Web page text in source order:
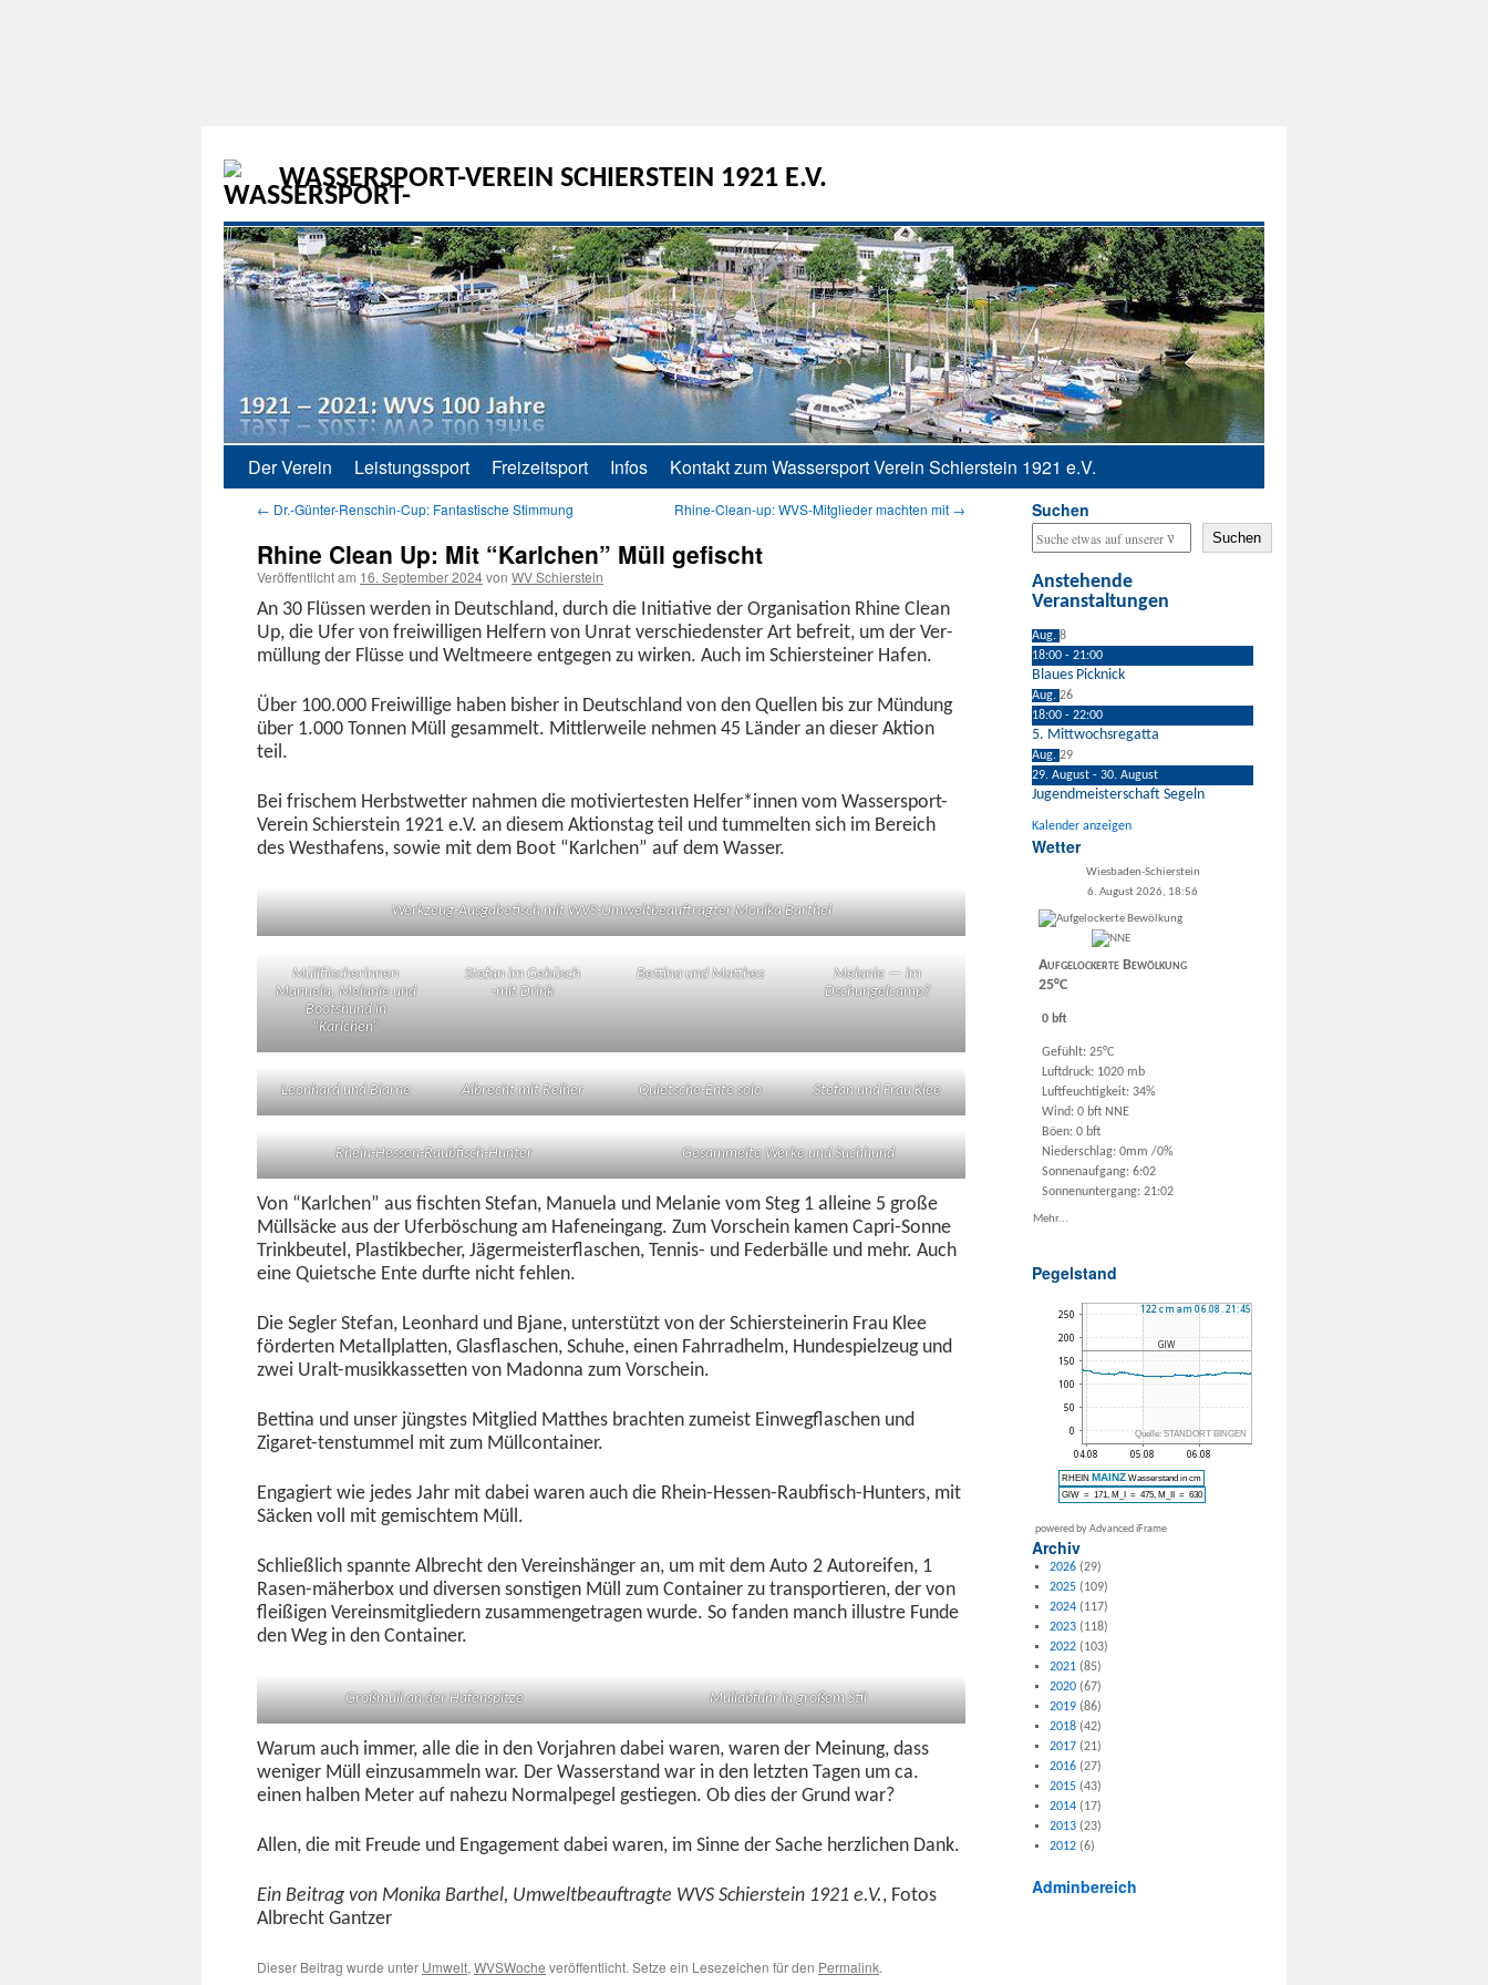
WASSERSPORT-VEREIN SCHIERSTEIN 1921 E.V.
Zum
Inhalt
springen
Der Verein Leistungssport Freizeitsport Infos Kontakt zum Wassersport Verein Schierstein 1921 e.V.
← Dr.-Günter-Renschin-Cup: Fantastische Stimmung Rhine-Clean-up: WVS-Mitglieder machten mit →
Rhine Clean Up: Mit “Karlchen” Müll gefischt
Veröffentlicht am 16. September 2024von WV Schierstein
An 30 Flüssen wer­den in Deutsch­land, durch die Ini­tia­tive der Organ­i­sa­tion Rhine Clean
Up, die Ufer von frei­willi­gen Helfern von Unrat ver­schieden­ster Art befre­it, um der Ver­
mül­lung der Flüsse und Welt­meere ent­ge­gen zu wirken. Auch im Schier­stein­er Hafen.
Über 100.000 Frei­willige haben bish­er in Deutsch­land von den Quellen bis zur Mün­dung
über 1.000 Ton­nen Müll gesam­melt. Mit­tler­weile nehmen 45 Län­der an dieser Aktion
teil.
Bei frischem Herb­st­wet­ter nah­men die motiviertesten Helfer*innen vom Wasser­sport-
Vere­in Schier­stein 1921 e.V. an diesem Aktion­stag teil und tum­melten sich im Bere­ich
des West­hafens, sowie mit dem Boot “Karlchen” auf dem Wasser.
Werkzeug-Aus­ga­betisch mit WVS-Umwelt­beauf­tragter Moni­ka Barthel
Müll­fi­is­cherin­nen
Manuela, Melanie und
Boot­shund in
“Karlchen”
Ste­fan im Gebüsch
‑mit Drink
Bet­ti­na und Matthes
Melanie — im
Dschungelcamp?
Leon­hard und Bjarne Albrecht mit Reiher Qui­etsche-Ente solo Ste­fan und Frau Klee
Rhein-Hes­sen-Raub­fisch-Hunter Gesam­melte Werke und Suchhund
Von “Karlchen” aus fis­cht­en Ste­fan, Manuela und Melanie vom Steg 1 alleine 5 große
Müll­säcke aus der Ufer­böschung am Hafenein­gang. Zum Vorschein kamen Capri-Sonne
Trinkbeu­tel, Plas­tik­bech­er, Jäger­meis­ter­flaschen, Ten­nis- und Feder­bälle und mehr. Auch
eine Qui­etsche Ente durfte nicht fehlen.
Die Segler Ste­fan, Leon­hard und Bjane, unter­stützt von der Schier­steiner­in Frau Klee
förderten Met­allplat­ten, Glas­flaschen, Schuhe, einen Fahrrad­helm, Hun­de­spielzeug und
zwei Uralt-musikkas­set­ten von Madon­na zum Vorschein.
Bet­ti­na und unser jüng­stes Mit­glied Matthes bracht­en zumeist Ein­wegflaschen und
Zigaret-ten­s­tum­mel mit zum Müllcontainer.
Engagiert wie jedes Jahr mit dabei waren auch die Rhein-Hes­sen-Raub­fisch-Hunters, mit
Säck­en voll mit gemis­chtem Müll.
Schließlich span­nte Albrecht den Vere­in­shänger an, um mit dem Auto 2 Autor­eifen, 1
Rasen-mäher­box und diversen son­sti­gen Müll zum Con­tain­er zu trans­portieren, der von
fleißi­gen Vere­ins­mit­gliedern zusam­menge­tra­gen wurde. So fan­den manch illus­tre Funde
den Weg in den Container.
Großmüll an der Hafenspitze Mül­lab­fuhr in großem Stil
Warum auch immer, alle die in den Vor­jahren dabei waren, waren der Mei­n­ung, dass
weniger Müll einzusam­meln war. Der Wasser­stand war in den let­zten Tagen um ca.
einen hal­ben Meter auf nahezu Nor­malpegel gestiegen. Ob dies der Grund war?
Allen, die mit Freude und Engage­ment dabei waren, im Sinne der Sache her­zlichen Dank.
Ein Beitrag von Moni­ka Barthel, Umwelt­beauf­tragte WVS Schier­stein 1921 e.V., Fotos
Albrecht Gantzer
Dieser Beitrag wurde unter Umwelt, WVSWoche veröffentlicht. Setze ein Lesezeichen für den Permalink.
Suchen
Suchen
Anstehende
Veranstaltungen
Aug. 8
18:00 - 21:00
Blaues Picknick
Aug. 26
18:00 - 22:00
5. Mittwochsregatta
Aug. 29
29. August - 30. August
Jugendmeisterschaft Segeln
Kalender anzeigen
Wetter
Wiesbaden-Schierstein
6. August 2026, 18:56
Aufgelockerte Bewölkung
25°C
0 bft
Gefühlt: 25°C
Luftdruck: 1020 mb
Luftfeuchtigkeit: 34%
Wind: 0 bft NNE
Böen: 0 bft
Niederschlag: 0mm /0%
Sonnenaufgang: 6:02
Sonnenuntergang: 21:02
Mehr...
Pegelstand
powered by Advanced iFrame
Archiv
2026(29)
2025(109)
2024(117)
2023(118)
2022(103)
2021(85)
2020(67)
2019(86)
2018(42)
2017(21)
2016(27)
2015(43)
2014(17)
2013(23)
2012(6)
Adminbereich